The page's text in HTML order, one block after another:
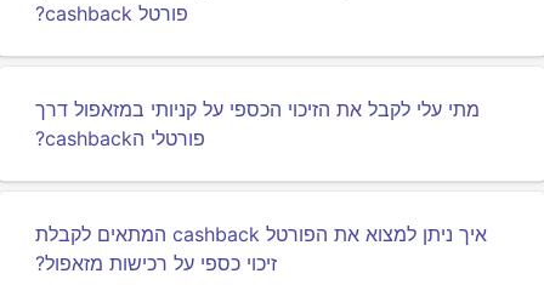
פורטל cashback?
מתי עלי לקבל את הזיכוי הכספי על קניותי במזאפול דרך
פורטלי הcashback?
איך ניתן למצוא את הפורטל cashback המתאים לקבלת
זיכוי כספי על רכישות מזאפול?